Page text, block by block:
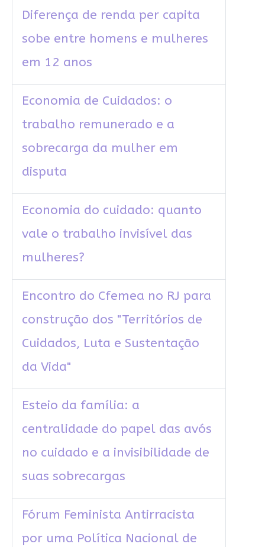
Diferença de renda per capita
sobe entre homens e mulheres
em 12 anos
Economia de Cuidados: o
trabalho remunerado e a
sobrecarga da mulher em
disputa
Economia do cuidado: quanto
vale o trabalho invisível das
mulheres?
Encontro do Cfemea no RJ para
construção dos "Territórios de
Cuidados, Luta e Sustentação
da Vida"
Esteio da família: a
centralidade do papel das avós
no cuidado e a invisibilidade de
suas sobrecargas
Fórum Feminista Antirracista
por uma Política Nacional de